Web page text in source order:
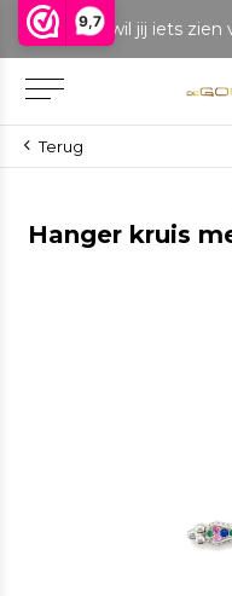
9,7
Terug
Hanger kruis